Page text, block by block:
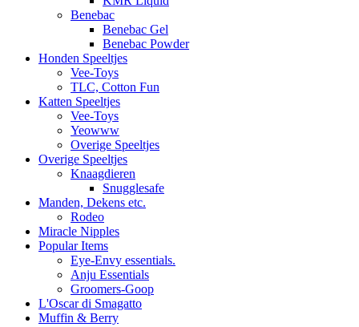
Benebac
Benebac Gel
Benebac Powder
Honden Speeltjes
Vee-Toys
TLC, Cotton Fun
Katten Speeltjes
Vee-Toys
Yeowww
Overige Speeltjes
Overige Speeltjes
Knaagdieren
Snugglesafe
Manden, Dekens etc.
Rodeo
Miracle Nipples
Popular Items
Eye-Envy essentials.
Anju Essentials
Groomers-Goop
L'Oscar di Smagatto
Muffin & Berry